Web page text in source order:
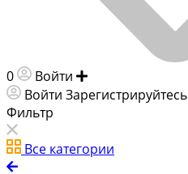
0 Войти
Войти Зарегистрируйтесь
Фильтр
Все категории